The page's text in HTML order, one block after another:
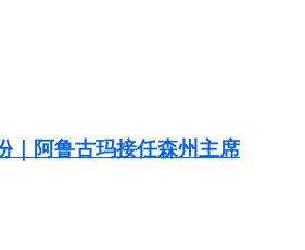
｜阿鲁古玛接任森州主席